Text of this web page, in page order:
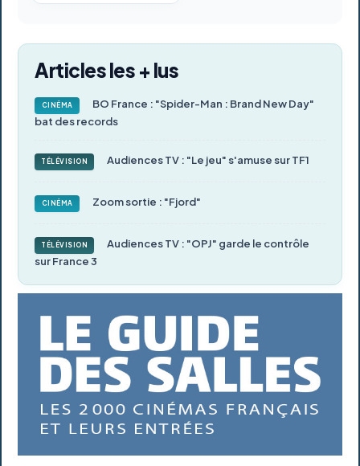
Articles les + lus
CINÉMA
BO France : "Spider-Man : Brand New Day"
bat des records
TÉLÉVISION Audiences TV : "Le jeu" s'amuse sur TF1
CINÉMA Zoom sortie : "Fjord"
TÉLÉVISION
Audiences TV : "OPJ" garde le contrôle
sur France 3